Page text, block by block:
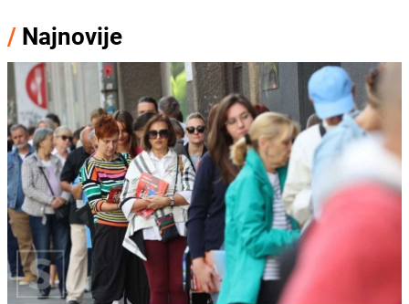
/ Najnovije